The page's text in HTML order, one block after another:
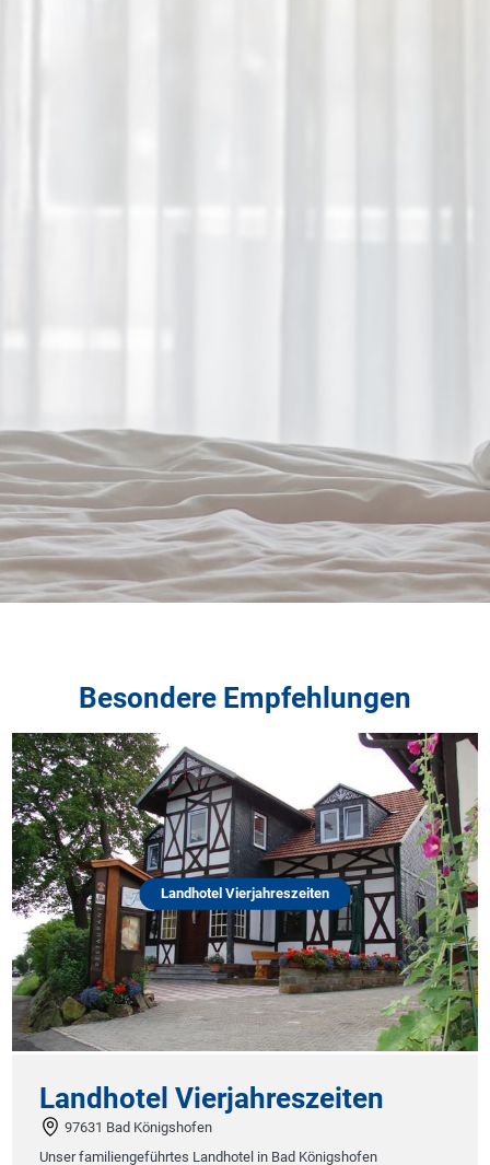
Besondere Empfehlungen
Landhotel Vierjahreszeiten
Landhotel Vierjahreszeiten
97631 Bad Königshofen
Unser familiengeführtes Landhotel in Bad Königshofen